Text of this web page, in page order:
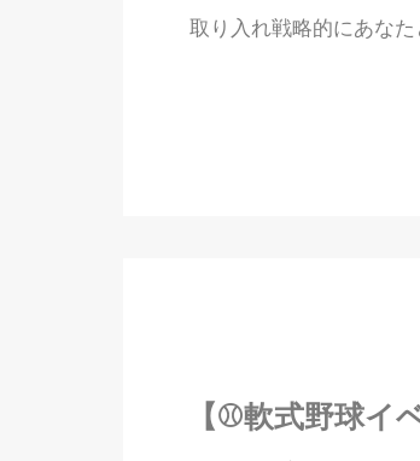
取り入れ戦略的にあな
【⚾軟式野球